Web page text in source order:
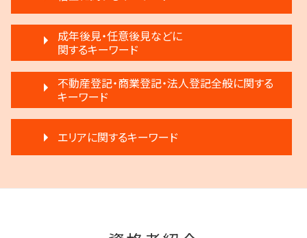
生前贈与 注意
相続 遺留分 割合
生前贈与 注意点
遺留分 計算
遺言 執行 相続人
相続 遺産分割協議書
相続 分割
相続 争い
相続 相談
限定承認とは 弁護士
相続人申告登記 デメリット
不動産 売買
家賃 滞納 引越し
滞納 弁護士
家賃 滞納 法的措置
不動産 明け渡し 期間
滞納 家賃 分割 交渉
賃料増額 交渉
不動産 弁護士
退去 立会い トラブル
不動産 明け渡し 調停
不動産 明け渡し 弁護士
離婚調停 不成立
離婚裁判 何年かかる
モラハラ 離婚したい
離婚 円満調停
離婚 子供 影響
離婚 子供 戸籍
離婚調停 聞かれること
民事再生 個人
任意整理 複数社
任意整理 銀行
民事再生法 個人
破産 個人
任意整理 流れ
民事再生法とは 法人
成年後見・任意後見などに
関するキーワード
任意後見制度とは
任意後見制度 メリット
任意後見制度 権利
成年後見 不正
家族信託 できること
不動産登記・商業登記・法人登記全般に関する
キーワード
登記手続き 弁護士
商業登記 合併
法人登記 代行
エリアに関するキーワード
狛江市 離婚 相談